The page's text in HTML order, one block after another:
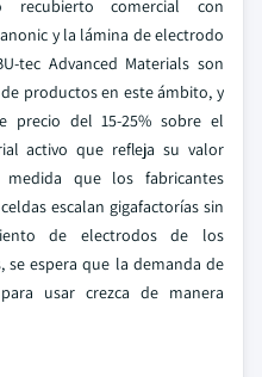
comercial con
y la lámina de electrodo
tec Advanced Materials son
productos en este ámbito, y
precio del 15-25% sobre el
activo que refleja su valor
que los fabricantes
escalan gigafactorías sin
de electrodos de los
se espera que la demanda de
usar crezca de manera